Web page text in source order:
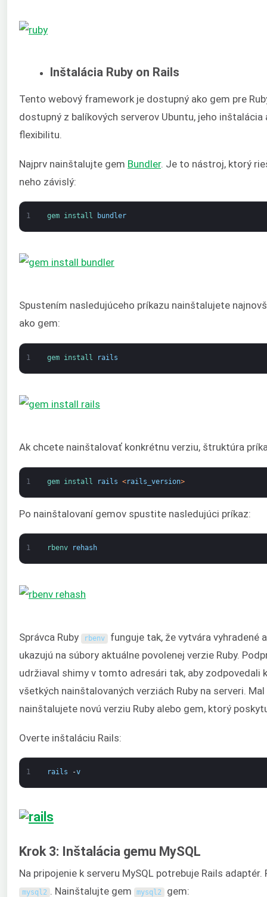
Inštalácia Ruby on Rails
Tento webový framework je dostupný ako gem pre
dostupný z balíkových serverov Ubuntu, jeho inštalácia
flexibilitu.
Najprv nainštalujte gem Bundler. Je to nástroj, ktorý
neho závislý:
1 gem install bundler
Spustením nasledujúceho príkazu nainštalujete
ako gem:
1 gem install rails
Ak chcete nainštalovať konkrétnu verziu, štruktúra
1 gem install rails <rails_version>
Po nainštalovaní gemov spustite nasledujúci príkaz:
1 rbenv rehash
Správca Ruby rbenv funguje tak, že vytvára vyhradené
ukazujú na súbory aktuálne povolenej verzie Ruby.
udržiaval shimy v tomto adresári tak, aby zodpovedali
všetkých nainštalovaných verziách Ruby na serveri.
nainštalujete novú verziu Ruby alebo gem, ktorý
Overte inštaláciu Rails:
1 rails -v
Krok 3: Inštalácia gemu MySQL
Na pripojenie k serveru MySQL potrebuje Rails
mysql2 . Nainštalujte gem mysql2 gem: